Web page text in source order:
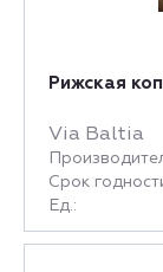
Рижская
Via Baltia
Срок
Ед.: